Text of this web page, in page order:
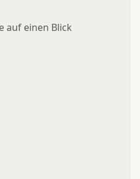
auf einen Blick